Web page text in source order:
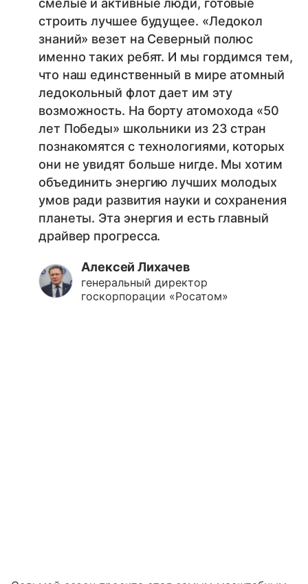
смелые и активные люди, готовые
строить лучшее будущее. «Ледокол
знаний» везет на Северный полюс
именно таких ребят. И мы гордимся тем,
что наш единственный в мире атомный
ледокольный флот дает им эту
возможность. На борту атомохода «50
лет Победы» школьники из 23 стран
познакомятся с технологиями, которых
они не увидят больше нигде. Мы хотим
объединить энергию лучших молодых
умов ради развития науки и сохранения
планеты. Эта энергия и есть главный
драйвер прогресса.
Алексей Лихачев
генеральный директор
госкорпорации «Росатом»